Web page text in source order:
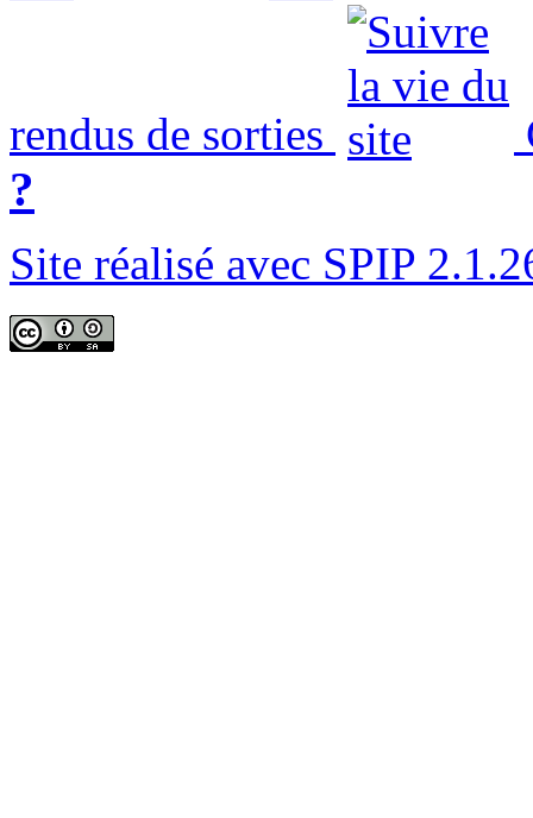
rendus de sorties
?
Site réalisé avec SPIP